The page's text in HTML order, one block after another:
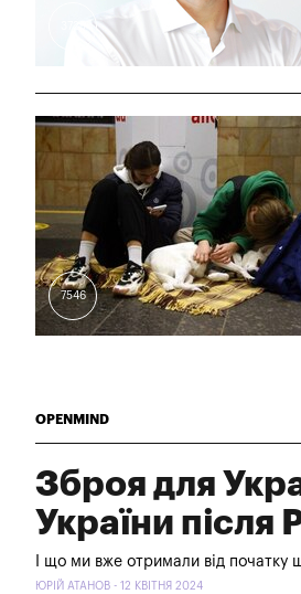
7546
OPENMIND
Зброя для
України
І що ми вже отримали від
ЮРІЙ АТАНОВ - 12 КВІТНЯ 2024